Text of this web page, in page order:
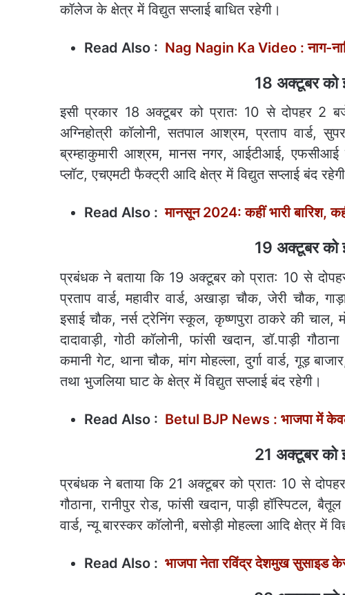
कॉलेज के क्षेत्र में विद्युत सप्लाई बाधित रहेगी।
Read Also : Nag Nagin Ka Video : नाग-
18 अक्टूबर को
इसी प्रकार 18 अक्टूबर को प्रात: 10 से दोपहर 2
अग्निहोत्री कॉलोनी, सतपाल आश्रम, प्रताप वार्ड,
ब्रम्हाकुमारी आश्रम, मानस नगर, आईटीआई, एफसीआई
प्लॉट, एचएमटी फैक्ट्री आदि क्षेत्र में विद्युत सप्लाई बंद
Read Also :मानसून 2024: कहीं भारी बारिश,
19 अक्टूबर को
प्रबंधक ने बताया कि 19 अक्टूबर को प्रात: 10 से
प्रताप वार्ड, महावीर वार्ड, अखाड़ा चौक, जेरी चौक,
इसाई चौक, नर्स ट्रेनिंग स्कूल, कृष्णपुरा ठाकरे की चाल,
दादावाड़ी, गोठी कॉलोनी, फांसी खदान, डॉ.पाड़ी
कमानी गेट, थाना चौक, मांग मोहल्ला, दुर्गा वार्ड, गूड़
तथा भुजलिया घाट के क्षेत्र में विद्युत सप्लाई बंद रहेगी।
Read Also : Betul BJP News : भाजपा में
21 अक्टूबर को
प्रबंधक ने बताया कि 21 अक्टूबर को प्रात: 10 से
गौठाना, रानीपुर रोड, फांसी खदान, पाड़ी हॉस्पिटल,
वार्ड, न्यू बारस्कर कॉलोनी, बसोड़ी मोहल्ला आदि क्षेत्र में
Read Also : भाजपा नेता रविंद्र देशमुख सुसाइड